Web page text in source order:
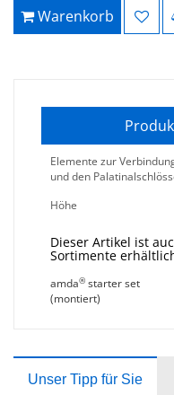
Warenkorb
Elemente zur
und den
Höhe
Dieser Artikel ist
Sortimente
amda® starter set
(montiert)
Unser Tipp für Sie